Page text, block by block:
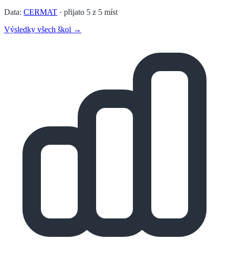
Data: CERMAT · přijato 5 z 5 míst
Výsledky všech škol →